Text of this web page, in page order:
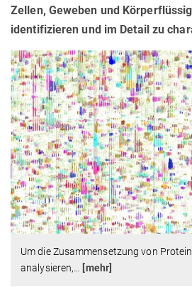
Zellen, Geweben und
identifizieren und im Detail zu
Um die Zusammensetzung von
analysieren,
[mehr]